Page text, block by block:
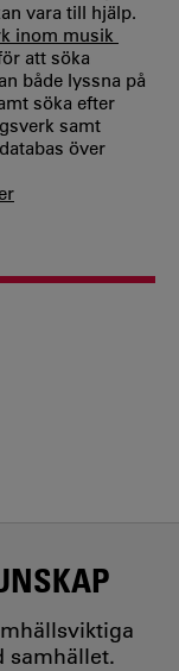
vara till hjälp.
inom musik
att söka
både lyssna på
söka efter
samt
över
samhället.